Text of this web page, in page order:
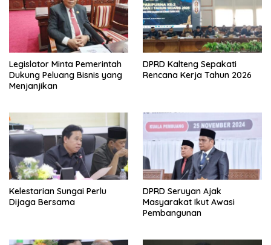
Legislator Minta Pemerintah
Dukung Peluang Bisnis yang
Menjanjikan
DPRD Kalteng Sepakati
Rencana Kerja Tahun 2026
Kelestarian Sungai Perlu
Dijaga Bersama
DPRD Seruyan Ajak
Masyarakat Ikut Awasi
Pembangunan